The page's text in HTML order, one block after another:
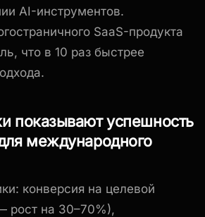
AI-инструментов.
SaaS-продукта
что в 10 раз быстрее
показывают успешность
международного
конверсия на целевой
рост на 30–70%),